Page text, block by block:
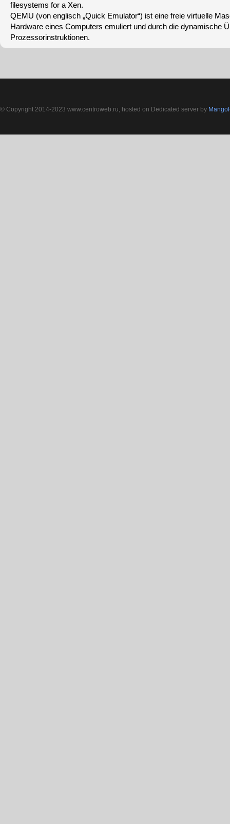
filesystems for a Xen.
QEMU (von englisch „Quick Emulator“) ist eine freie virtuelle
Hardware eines Computers emuliert und durch die dynamische
Prozessorinstruktionen.
© Copyright 2014-2023 www.centroweb.ru, hosted on Dedicated server by